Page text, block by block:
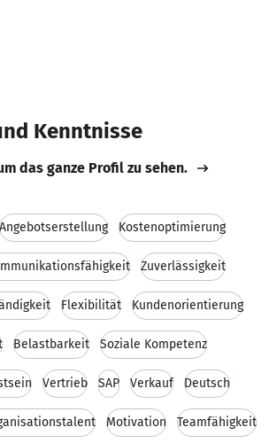
Kenntnisse
das ganze Profil zu sehen.
Angebotserstellung Kostenoptimierung
Zuverlässigkeit
Flexibilität Kundenorientierung
Belastbarkeit Soziale Kompetenz
Vertrieb SAP Verkauf Deutsch
Motivation Teamfähigkeit